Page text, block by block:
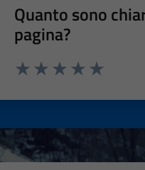
Quanto sono
pagina?